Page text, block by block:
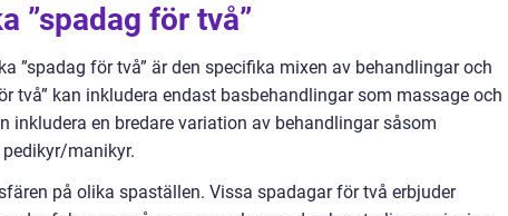
”spadag för två”
”spadag för två” är den specifika mixen av behandlingar och
två” kan inkludera endast basbehandlingar som massage och
inkludera en bredare variation av behandlingar såsom
manikyr.
på olika spaställen. Vissa spadagar för två erbjuder